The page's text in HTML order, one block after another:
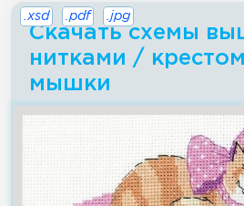
Скачать схемы
нитками /
мышки
.xsd .pdf .jpg